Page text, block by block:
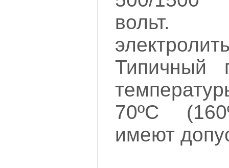
вольт.
Типичный
70ºC
имеют